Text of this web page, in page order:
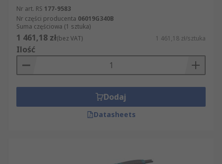
Nr art. RS 177-9583
Nr części producenta 06019G340B
Suma częściowa (1 sztuka)
1 461,18 zł(bez VAT) 1 461,18 zł/sztuka
Ilość
Dodaj
Datasheets